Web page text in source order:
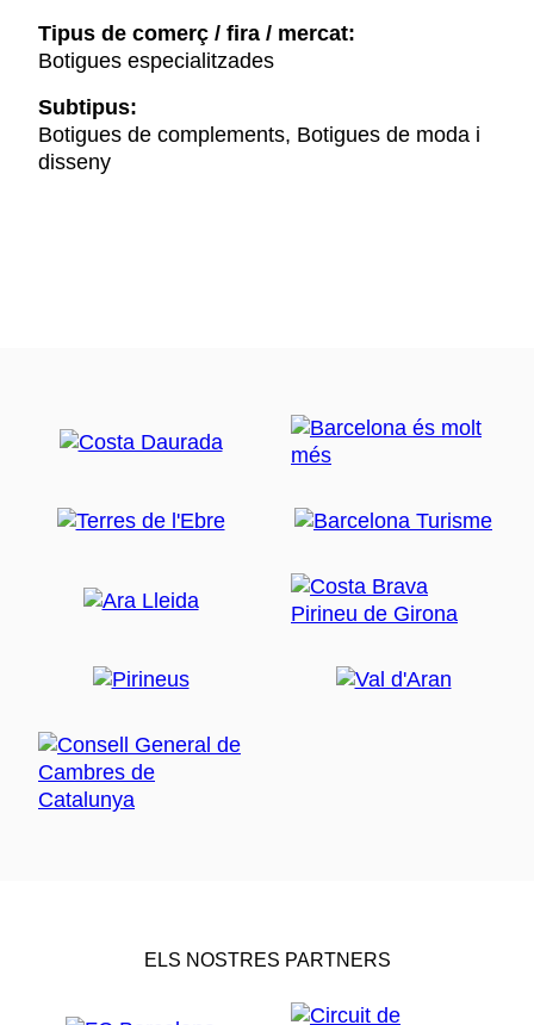
Tipus de comerç / fira / mercat:
Botigues especialitzades
Subtipus:
Botigues de complements, Botigues de moda i
disseny
ELS NOSTRES PARTNERS